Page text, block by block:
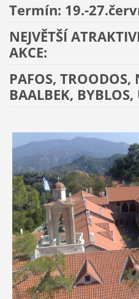
Termín: 19.-
NEJVĚTŠÍ
AKCE:
PAFOS, TROODOS,
BAALBEK,